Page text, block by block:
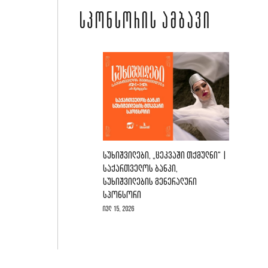
ᲡᲞᲝᲜᲡᲝᲠᲘᲡ ᲐᲛᲑᲐᲕᲘ
ᲡᲣᲮᲘᲨᲕᲘᲚᲔᲑᲘ, „ᲪᲔᲙᲕᲐᲨᲘ ᲗᲥᲛᲣᲚᲜᲘ“ |
ᲡᲐᲥᲐᲠᲗᲕᲔᲚᲝᲡ ᲑᲐᲜᲙᲘ,
ᲡᲣᲮᲘᲨᲕᲘᲚᲔᲑᲘᲡ ᲒᲔᲜᲔᲠᲐᲚᲣᲠᲘ
ᲡᲞᲝᲜᲡᲝᲠᲘ
ივლ 15, 2026